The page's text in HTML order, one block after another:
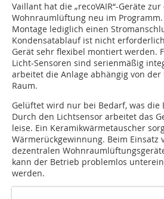
Vaillant hat die „recoVAIR“-Geräte
Wohnraumlüftung neu im
Montage lediglich einen
Kondensatablauf ist nicht
Gerät sehr flexibel montiert werden.
Licht-Sensoren sind serienmäßig
arbeitet die Anlage abhängig von
Raum.
Gelüftet wird nur bei Bedarf, was die
Durch den Lichtsensor arbeitet das
leise. Ein Keramikwärmetauscher
Wärmerückgewinnung. Beim Einsatz
dezentralen
kann der Betrieb problemlos
werden.